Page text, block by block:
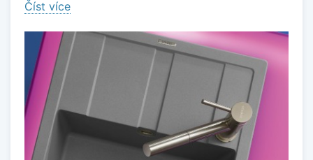
Číst více